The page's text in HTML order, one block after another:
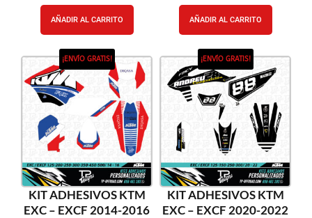
AÑADIR AL CARRITO AÑADIR AL CARRITO
¡ENVÍO GRATIS!
KIT ADHESIVOS KTM
EXC – EXCF 2014-2016
¡ENVÍO GRATIS!
KIT ADHESIVOS KTM
EXC – EXCF 2020-2022